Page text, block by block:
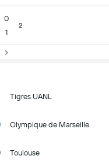
0
1
2
Tigres UANL
Olympique de Marseille
Toulouse